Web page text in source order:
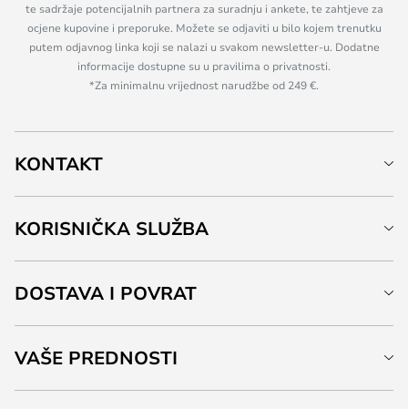
te sadržaje potencijalnih partnera za suradnju i ankete, te zahtjeve za
ocjene kupovine i preporuke. Možete se odjaviti u bilo kojem trenutku
putem odjavnog linka koji se nalazi u svakom newsletter-u. Dodatne
informacije dostupne su u pravilima o privatnosti.
*Za minimalnu vrijednost narudžbe od 249 €.
KONTAKT
KORISNIČKA SLUŽBA
DOSTAVA I POVRAT
VAŠE PREDNOSTI